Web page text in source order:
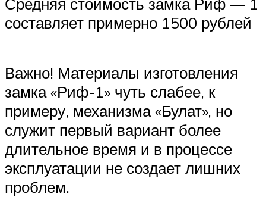
Средняя стоимость замка Риф — 1
составляет примерно 1500 рублей
Важно! Материалы изготовления
замка «Риф-1» чуть слабее, к
примеру, механизма «Булат», но
служит первый вариант более
длительное время и в процессе
эксплуатации не создает лишних
проблем.